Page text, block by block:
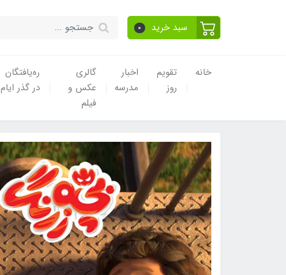
سبد خرید 0
خانه
تقویم
روز
اخبار
مدرسه
گالری
عکس و
فیلم
ره‌یافتگان
در گذر ایام